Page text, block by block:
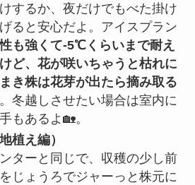
するか、夜だけでもべた掛け
ると安心だよ。アイスプラン
も強くて-5℃くらいまで耐え
ど、花が咲いちゃうと枯れに
き株は花芽が出たら摘み取る
冬越しさせたい場合は室内に
もあるよ🏡。
植え編）
ターと同じで、収穫の少し前
じょうろでジャーっと株元に